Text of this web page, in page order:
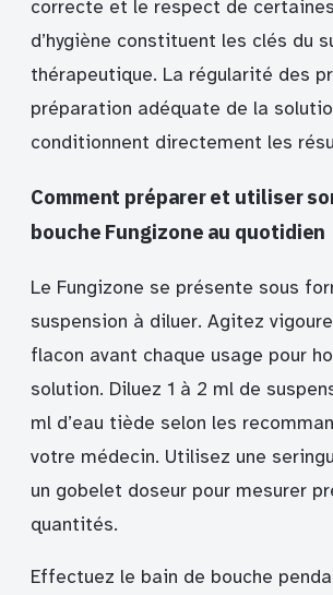
correcte et le respect de
d’hygiène constituent les clés du
thérapeutique. La régularité des
préparation adéquate de la
conditionnent directement les
Comment préparer et utiliser
bouche Fungizone au quotidien
Le Fungizone se présente sous
suspension à diluer. Agitez
flacon avant chaque usage pour
solution. Diluez 1 à 2 ml de
ml d’eau tiède selon les
votre médecin. Utilisez une
un gobelet doseur pour mesurer
quantités.
Effectuez le bain de bouche